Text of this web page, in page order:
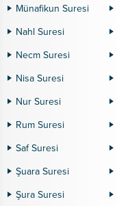
Münafikun Suresi
Nahl Suresi
Necm Suresi
Nisa Suresi
Nur Suresi
Rum Suresi
Saf Suresi
Şuara Suresi
Şura Suresi